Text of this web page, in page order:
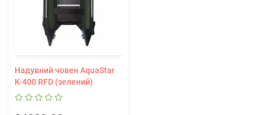
Надувний човен AquaStar
К-400 RFD (зелений)